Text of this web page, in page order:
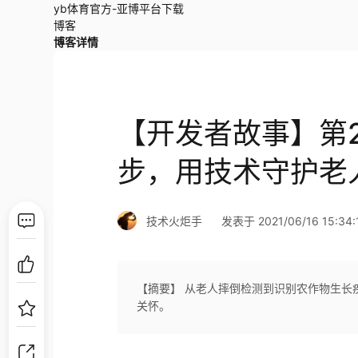
yb体育官方-亚博平台下载
博客
博客详情
【开发者故事】
步，用技术守护
技术火炬手 发表于 2021/06/16
【摘要】 从老人摔倒检测到识别农作物生
关怀。